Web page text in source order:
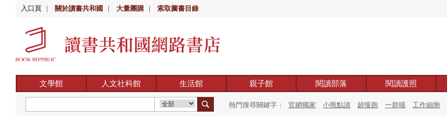
入口頁 關於讀書共和國 大量團購 索取圖書目錄
文學館 人文社科館 生活館 親子館 閱讀部落 閱讀護照
熱門搜尋關鍵字： 官網獨家 小熊點讀 超慢跑 一群喵 工作細胞